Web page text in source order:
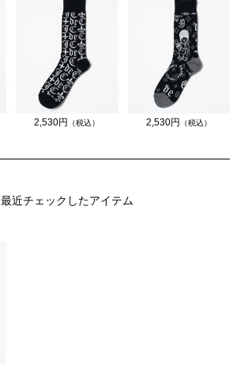
2,530円 （税込） 2,530円 （税込）
最近チェックしたアイテム